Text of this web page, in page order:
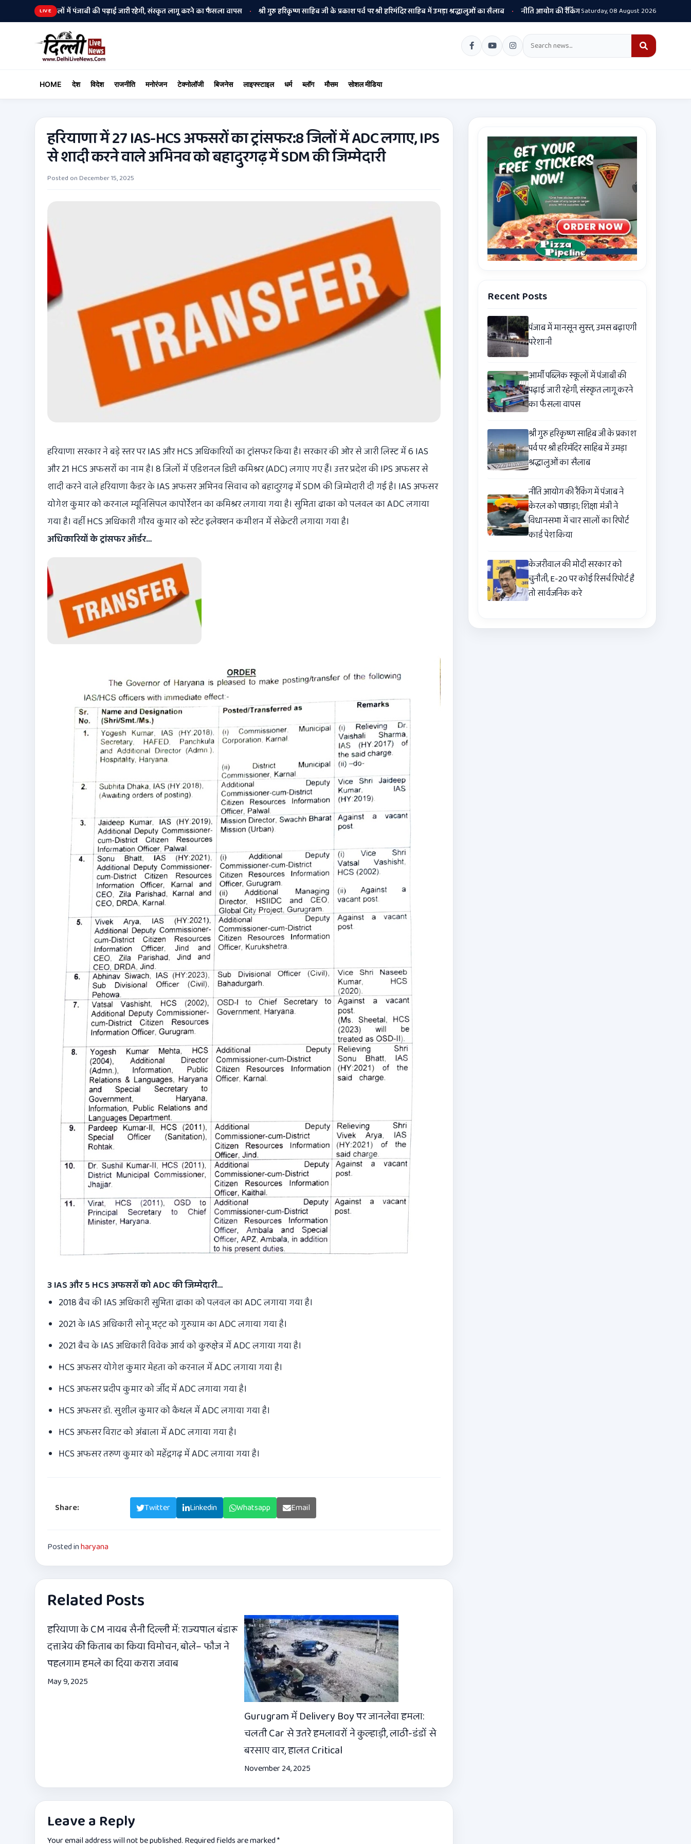
LIVE
स्कूलों में पंजाबी की पढ़ाई जारी रहेगी, संस्कृत लागू करने का फैसला वापस • श्री गुरु हरिकृष्ण साहिब जी के प्रकाश पर्व पर श्री हरिमंदिर साहिब में उमड़ा श्रद्धालुओं का सैलाब • नीति आयोग की रैंकिंग में पंजाब ने केरल को पछाड़ा; शिक्षा मंत्री ने विधानसभा में
Saturday, 08 August 2026
HOME देश विदेश राजनीति मनोरंजन टेक्नोलॉजी बिजनेस लाइफ्स्टाइल धर्म ब्लॉग मौसम सोशल मीडिया
हरियाणा में 27 IAS-HCS अफसरों का ट्रांसफर:8 जिलों में ADC लगाए, IPS
से शादी करने वाले अभिनव को बहादुरगढ़ में SDM की जिम्मेदारी
Posted on December 15, 2025
हरियाणा सरकार ने बड़े स्तर पर IAS और HCS अधिकारियों का ट्रांसफर किया है। सरकार की ओर से जारी लिस्ट में 6 IAS
और 21 HCS अफसरों का नाम है। 8 जिलों में एडिशनल डिप्टी कमिश्नर (ADC) लगाए गए हैं। उत्तर प्रदेश की IPS अफसर से
शादी करने वाले हरियाणा कैडर के IAS अफसर अभिनव सिवाच को बहादुरगढ़ में SDM की जिम्मेदारी दी गई है। IAS अफसर
योगेश कुमार को करनाल म्यूनिसिपल कापोर्रेशन का कमिश्नर लगाया गया है। सुभिता ढाका को पलवल का ADC लगाया
गया है। वहीं HCS अधिकारी गौरव कुमार को स्टेट इलेक्शन कमीशन में सेक्रेटरी लगाया गया है।
अधिकारियों के ट्रांसफर ऑर्डर…
3 IAS और 5 HCS अफसरों को ADC की जिम्मेदारी…
2018 बैच की IAS अधिकारी सुभिता ढाका को पलवल का ADC लगाया गया है।
2021 के IAS अधिकारी सोनू भट्‌ट को गुरुग्राम का ADC लगाया गया है।
2021 बैच के IAS अधिकारी विवेक आर्य को कुरुक्षेत्र में ADC लगाया गया है।
HCS अफसर योगेश कुमार मेहता को करनाल में ADC लगाया गया है।
HCS अफसर प्रदीप कुमार को जींद में ADC लगाया गया है।
HCS अफसर डॉ. सुशील कुमार को कैथल में ADC लगाया गया है।
HCS अफसर विराट को अंबाला में ADC लगाया गया है।
HCS अफसर तरुण कुमार को महेंद्रगढ़ में ADC लगाया गया है।
Share: Twitter Linkedin Whatsapp Email
Posted inharyana
Related Posts
हरियाणा के CM नायब सैनी दिल्ली में: राज्यपाल बंडारू
दत्तात्रेय की किताब का किया विमोचन, बोले– फौज ने
पहलगाम हमले का दिया करारा जवाब
May 9, 2025
Gurugram में Delivery Boy पर जानलेवा हमला:
चलती Car से उतरे हमलावरों ने कुल्हाड़ी, लाठी-डंडों से
बरसाए वार, हालत Critical
November 24, 2025
Leave a Reply
Your email address will not be published. Required fields are marked*
Recent Posts
पंजाब में मानसून सुस्त, उमस बढ़ाएगी
परेशानी
आर्मी पब्लिक स्कूलों में पंजाबी की
पढ़ाई जारी रहेगी, संस्कृत लागू करने
का फैसला वापस
श्री गुरु हरिकृष्ण साहिब जी के प्रकाश
पर्व पर श्री हरिमंदिर साहिब में उमड़ा
श्रद्धालुओं का सैलाब
नीति आयोग की रैंकिंग में पंजाब ने
केरल को पछाड़ा; शिक्षा मंत्री ने
विधानसभा में चार सालों का रिपोर्ट
कार्ड पेश किया
केजरीवाल की मोदी सरकार को
चुनौती, E-20 पर कोई रिसर्च रिपोर्ट है
तो सार्वजनिक करे